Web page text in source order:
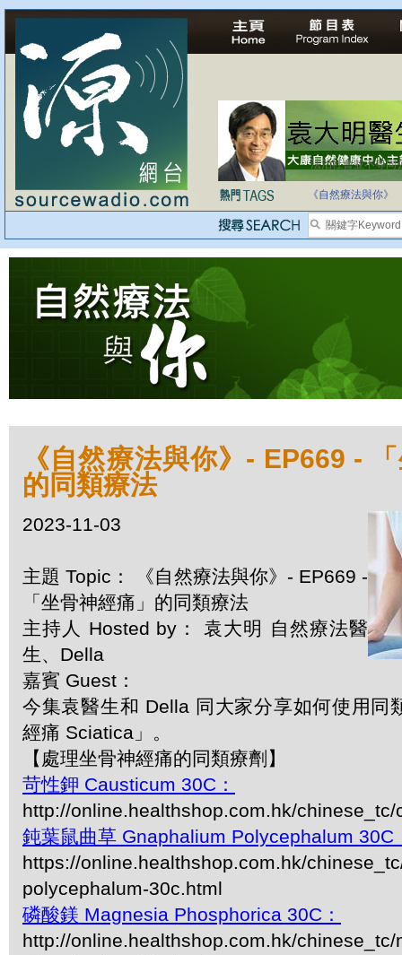
法治社會並不等同
《自然療法與你》
《自然療法與你》- EP669 -
的同類療法
2023-11-03
主題 Topic： 《自然療法與你》- EP669 -
「坐骨神經痛」的同類療法
主持人 Hosted by： 袁大明 自然療法醫
生、Della
嘉賓 Guest：
今集袁醫生和 Della 同大家分享如何使用同
經痛 Sciatica」。
【處理坐骨神經痛的同類療劑】
苛性鉀 Causticum 30C：
http://online.healthshop.com.hk/
鈍葉鼠曲草 Gnaphalium Polycephalum 30C
https://online.healthshop.com.hk/
polycephalum-30c.html
磷酸鎂 Magnesia Phosphorica 30C：
http://online.healthshop.com.hk/chinese_tc/